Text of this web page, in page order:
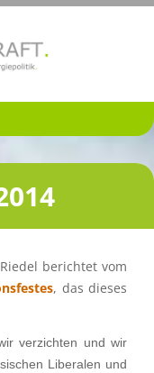
berich­tet vom
, das dieses
verzich­ten und wir
Libera­len und